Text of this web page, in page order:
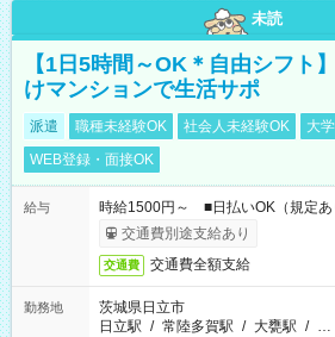
未読
【1日5時間～OK＊自由シフト
けマンションで生活サポ
派遣 職種未経験OK 社会人未経験OK 大
WEB登録・面接OK
給与
時給1500円～ ■日払いOK（規定
交通費別途支給あり
交通費 交通費全額支給
勤務地
茨城県日立市
日立駅 / 常陸多賀駅 / 大甕駅 / …